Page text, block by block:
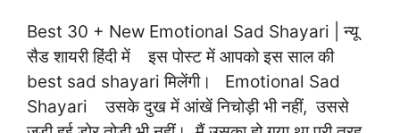
Best 30 + New Emotional Sad Shayari | न्यू
सैड शायरी हिंदी में इस पोस्ट में आपको इस साल की
best sad shayari मिलेंगी। Emotional Sad
Shayari उसके दुख में आंखें निचोड़ी भी नहीं, उससे